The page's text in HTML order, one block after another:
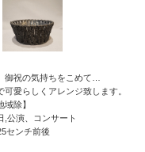
御祝の気持ちをこめて…
愛らしくアレンジ致します。
除】
,公演、コンサート
センチ前後